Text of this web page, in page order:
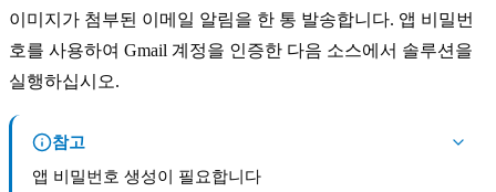
이미지가 첨부된 이메일 알림을 한 통 발송합니다. 앱 비밀번
호를 사용하여 Gmail 계정을 인증한 다음 소스에서 솔루션을
실행하십시오.
참고
앱 비밀번호 생성이 필요합니다